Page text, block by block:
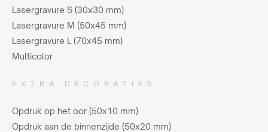
Lasergravure S (30x30 mm)
Lasergravure M (50x45 mm)
Lasergravure L (70x45 mm)
Multicolor
EXTRA DECORATIES
Opdruk op het oor (50x10 mm)
Opdruk aan de binnenzijde (50x20 mm)